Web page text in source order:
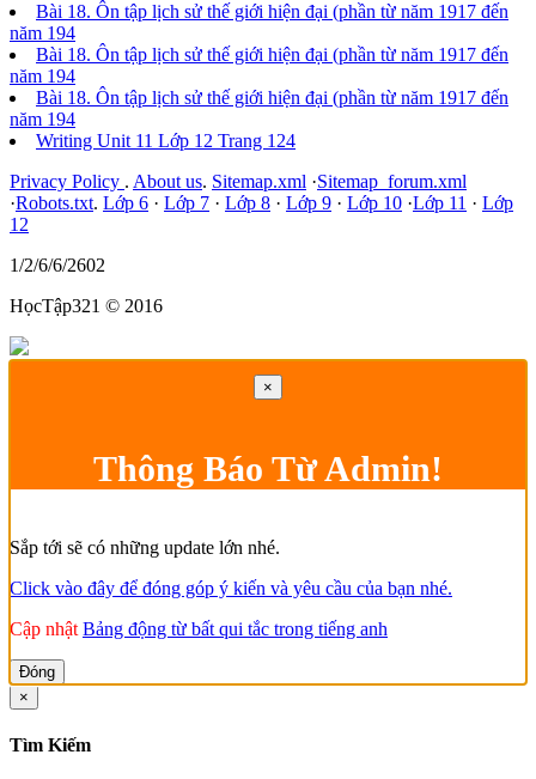
Bài 18. Ôn tập lịch sử thế giới hiện đại (phần từ năm 1917 đến
năm 194
Bài 18. Ôn tập lịch sử thế giới hiện đại (phần từ năm 1917 đến
năm 194
Bài 18. Ôn tập lịch sử thế giới hiện đại (phần từ năm 1917 đến
năm 194
Writing Unit 11 Lớp 12 Trang 124
Privacy Policy . About us. Sitemap.xml ·Sitemap_forum.xml
·Robots.txt. Lớp 6 · Lớp 7 · Lớp 8 · Lớp 9 · Lớp 10 ·Lớp 11 · Lớp
12
1/2/6/6/2602
HọcTập321 © 2016
×
Thông Báo Từ Admin!
Sắp tới sẽ có những update lớn nhé.
Click vào đây để đóng góp ý kiến và yêu cầu của bạn nhé.
Cập nhật Bảng động từ bất qui tắc trong tiếng anh
Đóng
×
Tìm Kiếm